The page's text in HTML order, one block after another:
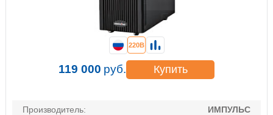
Производитель:
ИМПУЛЬС
220В
119 000 руб. Купить